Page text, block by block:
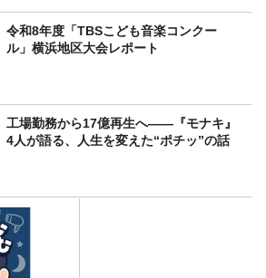
令和8年度「TBSこども音楽コンクー
ル」横浜地区大会レポート
工場勤務から17億再生へ——『モナキ』
4人が語る、人生を変えた“ポチッ”の話